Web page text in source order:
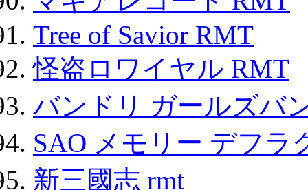
Tree of Savior RMT
怪盗ロワイヤル RMT
バンドリ ガールズバ
SAO メモリー デフラ
新三國志 rmt